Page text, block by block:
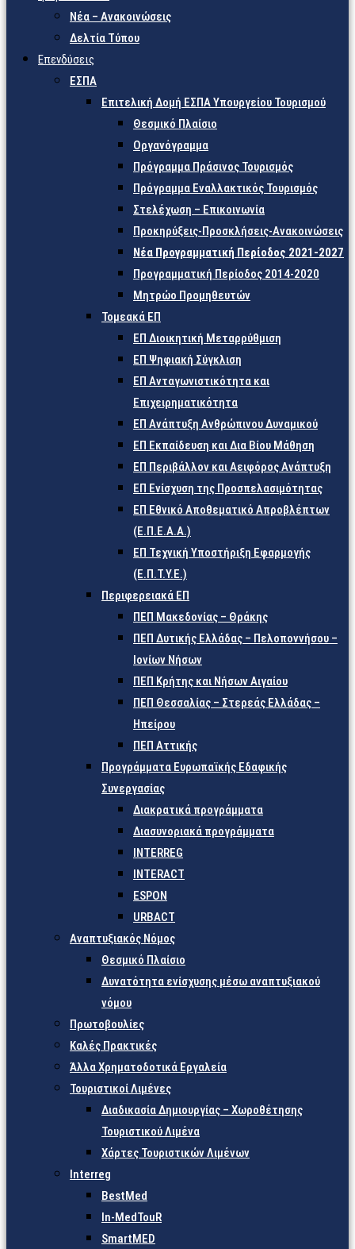
Νέα – Ανακοινώσεις
Δελτία Τύπου
Επενδύσεις
ΕΣΠΑ
Επιτελική Δομή ΕΣΠΑ Υπουργείου Τουρισμού
Θεσμικό Πλαίσιο
Οργανόγραμμα
Πρόγραμμα Πράσινος Τουρισμός
Πρόγραμμα Εναλλακτικός Τουρισμός
Στελέχωση – Επικοινωνία
Προκηρύξεις-Προσκλήσεις-Ανακοινώσεις
Νέα Προγραμματική Περίοδος 2021-2027
Προγραμματική Περίοδος 2014-2020
Μητρώο Προμηθευτών
Τομεακά ΕΠ
ΕΠ Διοικητική Μεταρρύθμιση
ΕΠ Ψηφιακή Σύγκλιση
ΕΠ Ανταγωνιστικότητα και
Επιχειρηματικότητα
ΕΠ Ανάπτυξη Ανθρώπινου Δυναμικού
ΕΠ Εκπαίδευση και Δια Βίου Μάθηση
ΕΠ Περιβάλλον και Αειφόρος Ανάπτυξη
ΕΠ Ενίσχυση της Προσπελασιμότητας
ΕΠ Εθνικό Αποθεματικό Απροβλέπτων
(Ε.Π.Ε.Α.Α.)
ΕΠ Τεχνική Υποστήριξη Εφαρμογής
(Ε.Π.Τ.Υ.Ε.)
Περιφερειακά ΕΠ
ΠΕΠ Μακεδονίας – Θράκης
ΠΕΠ Δυτικής Ελλάδας – Πελοποννήσου –
Ιονίων Νήσων
ΠΕΠ Κρήτης και Νήσων Αιγαίου
ΠΕΠ Θεσσαλίας – Στερεάς Ελλάδας –
Ηπείρου
ΠΕΠ Αττικής
Προγράμματα Ευρωπαϊκής Εδαφικής
Συνεργασίας
Διακρατικά προγράμματα
Διασυνοριακά προγράμματα
INTERREG
INTERACT
ESPON
URBACT
Αναπτυξιακός Νόμος
Θεσμικό Πλαίσιο
Δυνατότητα ενίσχυσης μέσω αναπτυξιακού
νόμου
Πρωτοβουλίες
Καλές Πρακτικές
Άλλα Χρηματοδοτικά Εργαλεία
Τουριστικοί Λιμένες
Διαδικασία Δημιουργίας – Χωροθέτησης
Τουριστικού Λιμένα
Χάρτες Τουριστικών Λιμένων
Interreg
BestMed
In-MedTouR
SmartMED